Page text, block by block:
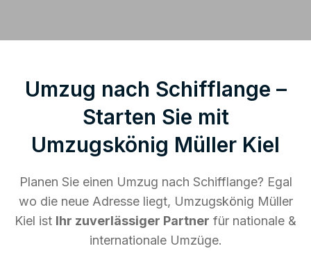
Umzug nach Schifflange –
Starten Sie mit
Umzugskönig Müller Kiel
Planen Sie einen Umzug nach Schifflange? Egal
wo die neue Adresse liegt, Umzugskönig Müller
Kiel ist Ihr zuverlässiger Partner für nationale &
internationale Umzüge.